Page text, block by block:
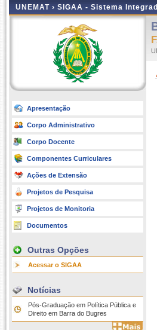
UNEMAT › SIGAA - Sistema
Apresentação
Corpo Administrativo
Corpo Docente
Componentes Curriculares
Ações de Extensão
Projetos de Pesquisa
Projetos de Monitoria
Documentos
Outras Opções
Acessar o SIGAA
Notícias
Pós-Graduação em Política Pública e
Direito em Barra do Bugres